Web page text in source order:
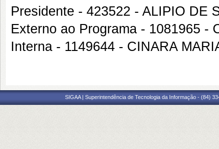
Presidente - 423522 - ALIPIO DE
Externo ao Programa - 1081965 -
Interna - 1149644 - CINARA
SIGAA | Superintendência de Tecnologia da Informação - (84)